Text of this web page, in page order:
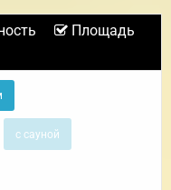
Площадь
с сауной